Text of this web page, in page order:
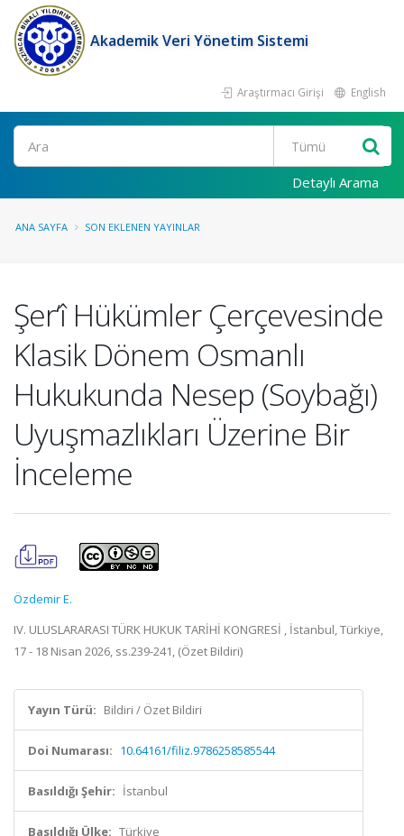
Akademik Veri Yönetim Sistemi
Araştırmacı Girişi English
Ara
Detaylı Arama
ANA SAYFA SON EKLENEN YAYINLAR
Şer‘î Hükümler Çerçevesinde
Klasik Dönem Osmanlı
Hukukunda Nesep (Soybağı)
Uyuşmazlıkları Üzerine Bir
İnceleme
Özdemir E.
IV. ULUSLARARASI TÜRK HUKUK TARİHİ KONGRESİ , İstanbul, Türkiye,
17 - 18 Nisan 2026, ss.239-241, (Özet Bildiri)
Yayın Türü: Bildiri / Özet Bildiri
Doi Numarası: 10.64161/filiz.9786258585544
Basıldığı Şehir: İstanbul
Basıldığı Ülke: Türkiye